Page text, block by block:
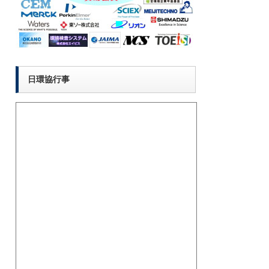
日環協行事